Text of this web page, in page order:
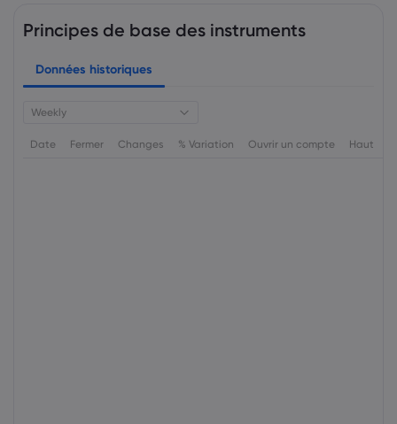
Principes de base des instruments
Données historiques
Weekly
Date Fermer Changes % Variation Ouvrir un compte Haut